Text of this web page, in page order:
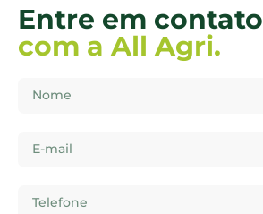
Entre em contato
com a All Agri.